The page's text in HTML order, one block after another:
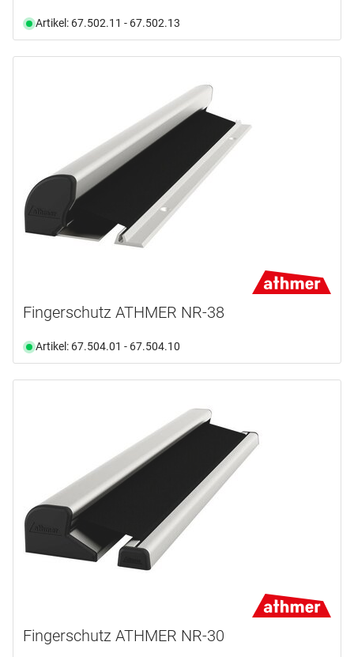
Artikel: 67.502.11 - 67.502.13
Fingerschutz ATHMER NR-38
Artikel: 67.504.01 - 67.504.10
Fingerschutz ATHMER NR-30